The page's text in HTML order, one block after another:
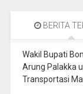
BERITA
Wakil Bupati
Arung Palakka
Transportasi